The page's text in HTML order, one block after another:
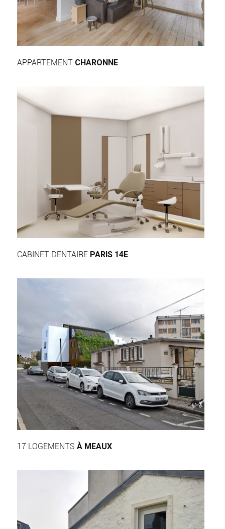
APPARTEMENT CHARONNE
CABINET DENTAIRE PARIS 14E
17 LOGEMENTS À MEAUX